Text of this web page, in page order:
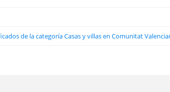
de la categoría Casas y villas en Comunitat